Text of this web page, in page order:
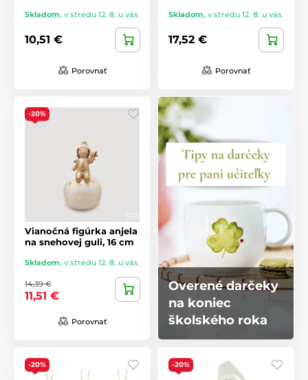
Skladom, v stredu 12. 8. u vás
10,51 €
Porovnať
Skladom, v stredu 12. 8. u vás
17,52 €
Porovnať
-20%
Vianočná figúrka anjela
na snehovej guli, 16 cm
Skladom, v stredu 12. 8. u vás
14,39 €
11,51 €
Porovnať
Overené darčeky
na koniec
školského roka
-20% -20%